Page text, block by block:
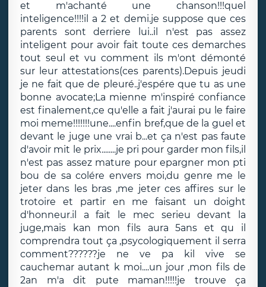
et m'achanté une chanson!!!quel
inteligence!!!!il a 2 et demi.je suppose que ces
parents sont derriere lui..il n'est pas assez
inteligent pour avoir fait toute ces demarches
tout seul et vu comment ils m'ont démonté
sur leur attestations(ces parents).Depuis jeudi
je ne fait que de pleuré..j'espére que tu as une
bonne avocate;La mienne m'inspiré confiance
est finalement,ce qu'elle a fait j'aurai pu le faire
moi meme!!!!!!!une....enfin bref,que de la guel et
devant le juge une vrai b...et ça n'est pas faute
d'avoir mit le prix........je pri pour garder mon fils,il
n'est pas assez mature pour epargner mon pti
bou de sa colére envers moi,du genre me le
jeter dans les bras ,me jeter ces affires sur le
trotoire et partir en me faisant un doight
d'honneur.il a fait le mec serieu devant la
juge,mais kan mon fils aura 5ans et qu il
comprendra tout ça ,psycologiquement il serra
comment??????je ne ve pa kil vive se
cauchemar autant k moi....un jour ,mon fils de
2an m'a dit pute maman!!!!!je trouve ça